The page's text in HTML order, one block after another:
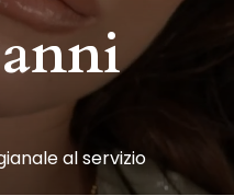
al servizio